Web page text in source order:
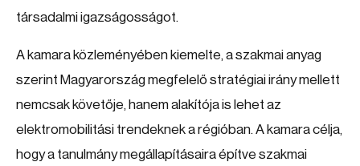
társadalmi igazságosságot.
A kamara közleményében kiemelte, a szakmai anyag
szerint Magyarország megfelelő stratégiai irány mellett
nemcsak követője, hanem alakítója is lehet az
elektromobilitási trendeknek a régióban. A kamara célja,
hogy a tanulmány megállapításaira építve szakmai